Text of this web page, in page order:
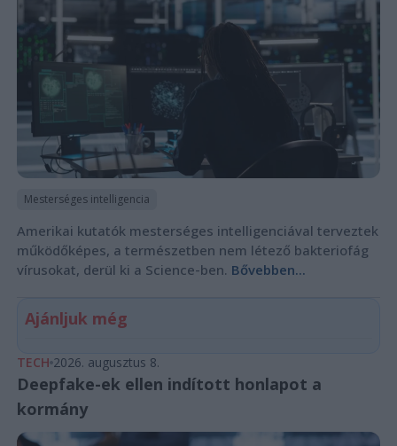
Mesterséges intelligencia
Amerikai kutatók mesterséges intelligenciával terveztek
működőképes, a természetben nem létező bakteriofág
vírusokat, derül ki a Science-ben. Bővebben...
Ajánljuk még
TECH 2026. augusztus 8.
Deepfake-ek ellen indított honlapot a
kormány